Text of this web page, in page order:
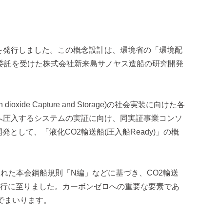
行しました。この概念設計は、環境省の「環境配
を受けた株式会社新来島サノヤス造船の研究開発
Capture and Storage)の社会実装に向けた各
入するシステムの実証に向け、同実証事業コンソ
として、「液化CO2輸送船(圧入船Ready)」の概
た本会鋼船規則「N編」などに基づき、CO2輸送
に至りました。カーボンゼロへの重要な要素であ
いります。